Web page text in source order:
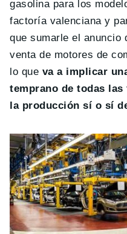
gasolina para los
factoría valenciana y
que sumarle el anuncio
venta de motores de
lo que va a implicar
temprano de todas
la producción sí o sí